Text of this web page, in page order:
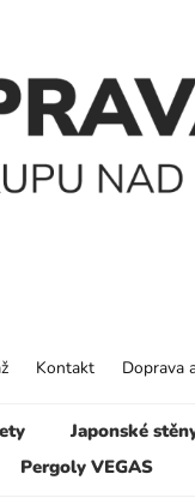
Japonské
Pergoly VEGAS
Kontakt Doprava